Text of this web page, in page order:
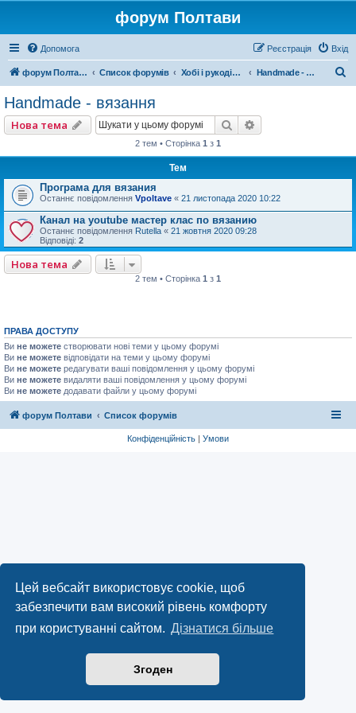
Цей вебсайт використовує cookie, щоб
забезпечити вам високий рівень комфорту
при користуванні сайтом. Дізнатися більше
Згоден
форум Полтави
Допомога Вхід
Реєстрація
форум Полтави Список форумів Хобі і рукоділля Handmade - вязання
Handmade - вязання
Нова тема Пошук
2 тем • Сторінка 1 з 1
Тем
Програма для вязания
Останнє повідомлення Vpoltave « 21 листопада 2020 10:22
Канал на youtube мастер клас по вязанию
Останнє повідомлення Rutella « 21 жовтня 2020 09:28
Відповіді: 2
Нова тема
2 тем • Сторінка 1 з 1
ПРАВА ДОСТУПУ
Ви не можете створювати нові теми у цьому форумі
Ви не можете відповідати на теми у цьому форумі
Ви не можете редагувати ваші повідомлення у цьому форумі
Ви не можете видаляти ваші повідомлення у цьому форумі
Ви не можете додавати файли у цьому форумі
форум Полтави Список форумів
Конфіденційність | Умови